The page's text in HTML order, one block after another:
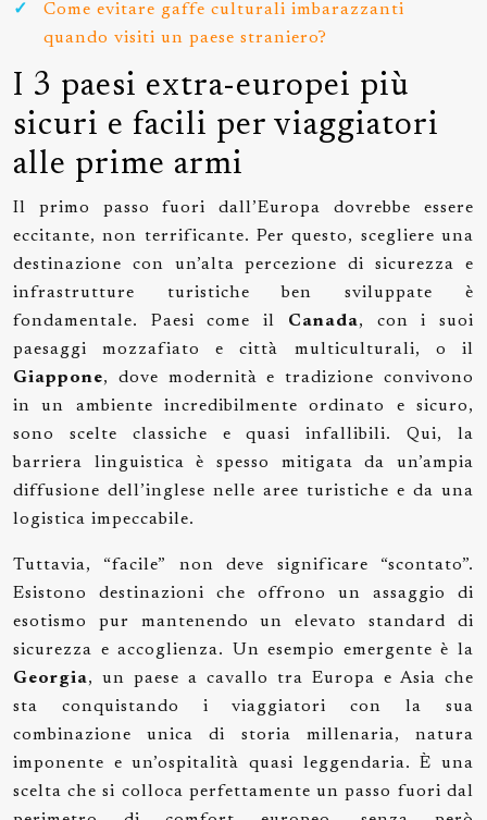
Come evitare gaffe culturali imbarazzanti
quando visiti un paese straniero?
I 3 paesi extra-europei più
sicuri e facili per viaggiatori
alle prime armi
Il primo passo fuori dall’Europa dovrebbe essere
eccitante, non terrificante. Per questo, scegliere una
destinazione con un’alta percezione di sicurezza e
infrastrutture turistiche ben sviluppate è
fondamentale. Paesi come il Canada, con i suoi
paesaggi mozzafiato e città multiculturali, o il
Giappone, dove modernità e tradizione convivono
in un ambiente incredibilmente ordinato e sicuro,
sono scelte classiche e quasi infallibili. Qui, la
barriera linguistica è spesso mitigata da un’ampia
diffusione dell’inglese nelle aree turistiche e da una
logistica impeccabile.
Tuttavia, “facile” non deve significare “scontato”.
Esistono destinazioni che offrono un assaggio di
esotismo pur mantenendo un elevato standard di
sicurezza e accoglienza. Un esempio emergente è la
Georgia, un paese a cavallo tra Europa e Asia che
sta conquistando i viaggiatori con la sua
combinazione unica di storia millenaria, natura
imponente e un’ospitalità quasi leggendaria. È una
scelta che si colloca perfettamente un passo fuori dal